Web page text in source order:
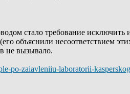
стало требование
объяснили несоответствием
не вызывало.
po-zaiavleniiu-laboratorii-